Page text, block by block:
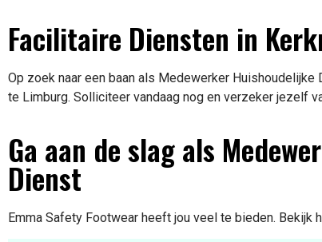
Facilitaire Diensten in
Op zoek naar een baan als Medewerker
te Limburg. Solliciteer vandaag nog en verzeker jezelf
Ga aan de slag als
Dienst
Emma Safety Footwear heeft jou veel te bieden. Bekijk